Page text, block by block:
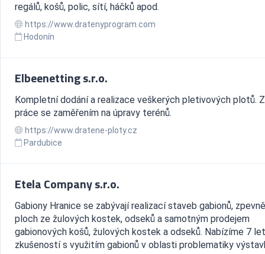
regálů, košů, polic, sítí, háčků apod.
https://www.dratenyprogram.com
Hodonín
Elbeenetting s.r.o.
Kompletní dodání a realizace veškerých pletivových plotů.
práce se zaměřením na úpravy terénů.
https://www.dratene-ploty.cz
Pardubice
Etela Company s.r.o.
Gabiony Hranice se zabývají realizací staveb gabionů,
ploch ze žulových kostek, odseků a samotným prodejem
gabionových košů, žulových kostek a odseků. Nabízíme 7 let
zkušeností s využitím gabionů v oblasti problematiky